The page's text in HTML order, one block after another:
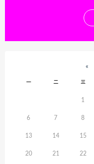
«
一 二 三
1
6 7 8
13 14 15
20 21 22